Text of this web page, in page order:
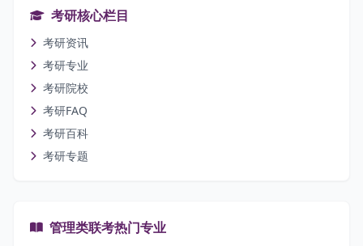
考研核心栏目
考研资讯
考研专业
考研院校
考研FAQ
考研百科
考研专题
管理类联考热门专业